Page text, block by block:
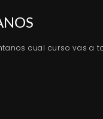
cual curso vas a